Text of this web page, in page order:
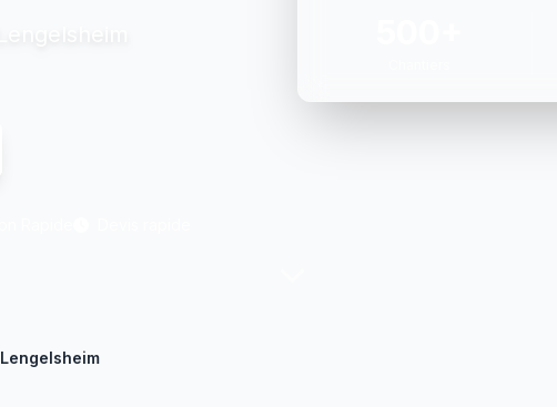
Lengelsheim